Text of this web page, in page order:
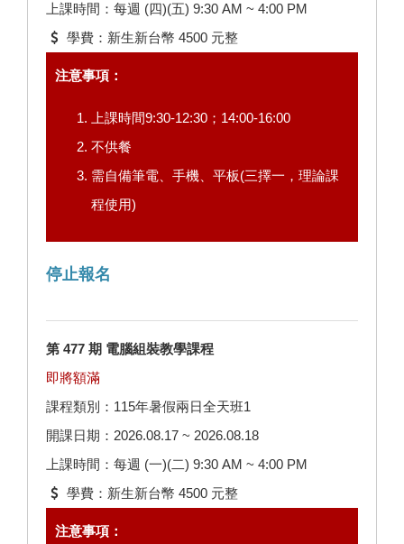
上課時間：每週 (四)(五) 9:30 AM ~ 4:00 PM
學費：新生新台幣 4500 元整
注意事項：
上課時間9:30-12:30；14:00-16:00
不供餐
需自備筆電、手機、平板(三擇一，理論課
程使用)
停止報名
第 477 期 電腦組裝教學課程
即將額滿
課程類別：115年暑假兩日全天班1
開課日期：2026.08.17 ~ 2026.08.18
上課時間：每週 (一)(二) 9:30 AM ~ 4:00 PM
學費：新生新台幣 4500 元整
注意事項：